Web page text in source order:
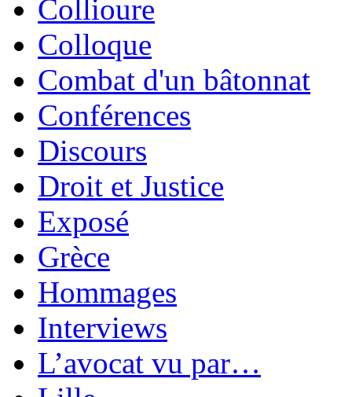
Collioure
Colloque
Combat d'un bâtonnat
Conférences
Discours
Droit et Justice
Exposé
Grèce
Hommages
Interviews
L’avocat vu par…